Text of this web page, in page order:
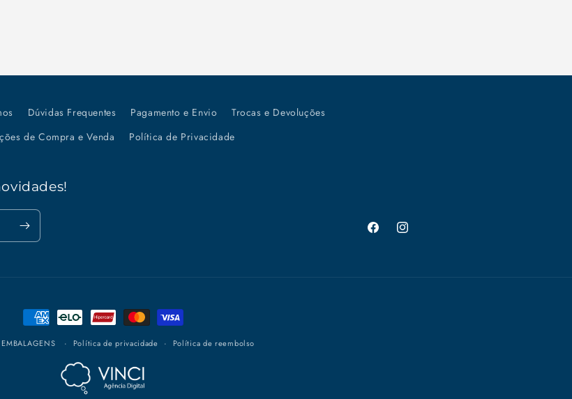
Dúvidas Frequentes Pagamento e Envio
Trocas e Devoluções
de Compra e Venda
Política de Privacidade
FacebookInstagram
Formas
de
Política de privacidade Política de reembolso